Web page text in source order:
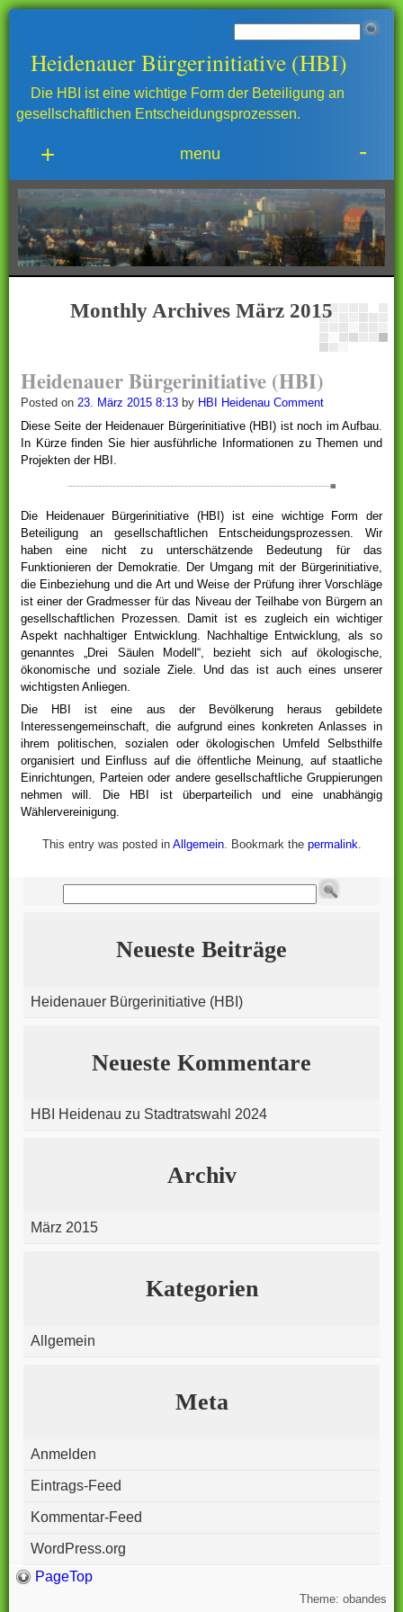
Heidenauer Bürgerinitiative (HBI)
Die HBI ist eine wichtige Form der Beteiligung an
gesellschaftlichen Entscheidungsprozessen.
+ menu -
Monthly Archives März 2015
Heidenauer Bürgerinitiative (HBI)
Posted on 23. März 2015 8:13 by HBI Heidenau Comment
Diese Seite der Heidenauer Bürgerinitiative (HBI) ist noch im Aufbau.
In Kürze finden Sie hier ausführliche Informationen zu Themen und
Projekten der HBI.
Die Heidenauer Bürgerinitiative (HBI) ist eine wichtige Form der
Beteiligung an gesellschaftlichen Entscheidungsprozessen. Wir
haben eine nicht zu unterschätzende Bedeutung für das
Funktionieren der Demokratie. Der Umgang mit der Bürgerinitiative,
die Einbeziehung und die Art und Weise der Prüfung ihrer Vorschläge
ist einer der Gradmesser für das Niveau der Teilhabe von Bürgern an
gesellschaftlichen Prozessen. Damit ist es zugleich ein wichtiger
Aspekt nachhaltiger Entwicklung. Nachhaltige Entwicklung, als so
genanntes „Drei ­Säulen­ Modell“, bezieht sich auf ökologische,
ökonomische und soziale Ziele. Und das ist auch eines unserer
wichtigsten Anliegen.
Die HBI ist eine aus der Bevölkerung heraus gebildete
Interessengemeinschaft, die aufgrund eines konkreten Anlasses in
ihrem politischen, sozialen oder ökologischen Umfeld Selbsthilfe
organisiert und Einfluss auf die öffentliche Meinung, auf staatliche
Einrichtungen, Parteien oder andere gesellschaftliche Gruppierungen
nehmen will. Die HBI ist überparteilich und eine unabhängig
Wählervereinigung.
This entry was posted in Allgemein. Bookmark the permalink
Neueste Beiträge
Heidenauer Bürgerinitiative (HBI)
Neueste Kommentare
HBI Heidenau zu Stadtratswahl 2024
Archiv
März 2015
Kategorien
Allgemein
Meta
Anmelden
Eintrags-Feed
Kommentar-Feed
WordPress.org
PageTop
Theme: obandes